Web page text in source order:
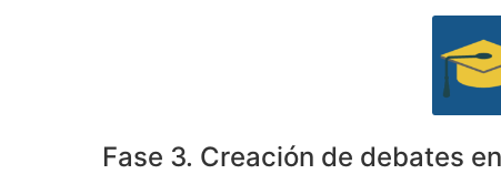
Fase 3. Creación de debates